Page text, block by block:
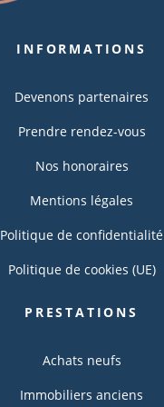
INFORMATIONS
Devenons partenaires
Prendre rendez-vous
Nos honoraires
Mentions légales
Politique de confidentialité
Politique de cookies (UE)
PRESTATIONS
Achats neufs
Immobiliers anciens